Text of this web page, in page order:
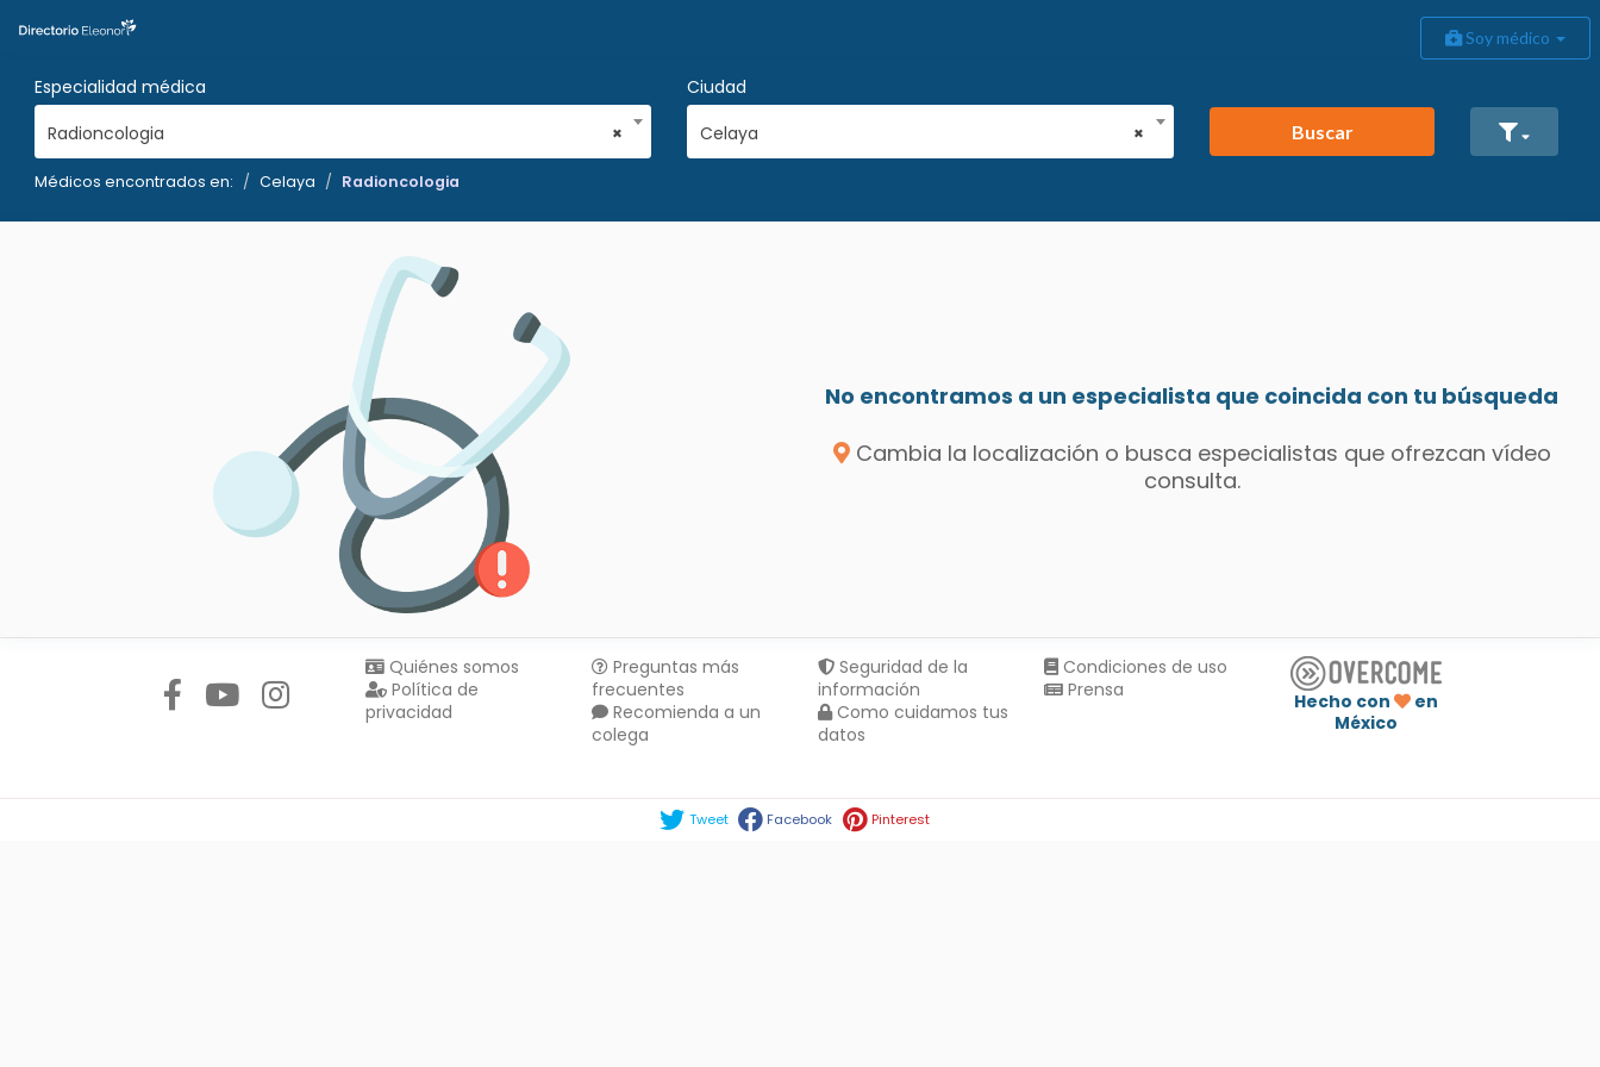
Soy médico
Especialidad médica
×
Radioncologia
Ciudad
×
Celaya Buscar
Médicos encontrados en: Celaya Radioncologia
No encontramos a un especialista que coincida con tu búsqueda
Cambia la localización o busca especialistas que ofrezcan vídeo
consulta.
Quiénes somos
Política de
privacidad
Preguntas más
frecuentes
Recomienda a un
colega
Seguridad de la
información
Como cuidamos tus
datos
Condiciones de uso
Prensa
Hecho con
en
México
Tweet Facebook Pinterest